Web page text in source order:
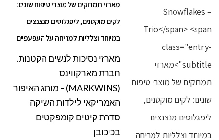
מארזי תמרוקים של מוצרי טיפוח שונים:
לקים מוקטנים, ליפגלוסים מנצנצים
במיוחד וצלליות למריחה על העפעפיים
מארזי נסיכות לנשים הקטנות.
חברת מארקווינס
(MARKWINS) – מותג האיפור
האמריקאי לילדות השיקה
סדרת קיטים קומפקטים
בכיכובן